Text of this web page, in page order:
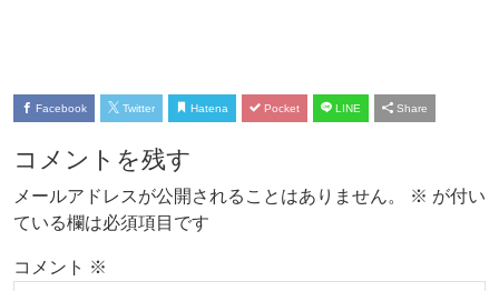
Facebook Twitter Hatena Pocket LINE Share
コメントを残す
メールアドレスが公開されることはありません。 ※ が付い
ている欄は必須項目です
コメント ※